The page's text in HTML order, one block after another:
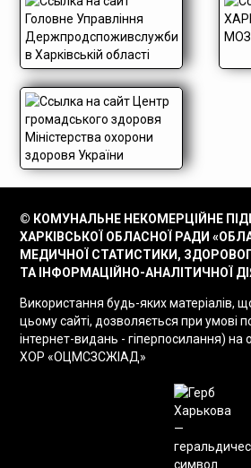
© КОМУНАЛЬНЕ НЕКОМЕРЦІЙНЕ
ХАРКІВСЬКОЇ ОБЛАСНОЇ РАДИ
МЕДИЧНОЇ СТАТИСТИКИ,
ТА ІНФОРМАЦІЙНО-АНАЛІТИЧНОЇ
Використання будь-яких матеріалів,
цьому сайті, дозволяється при умові
інтернет-видань - гіперпосилання) на
ХОР «ОЦМСЗСЖІАД»